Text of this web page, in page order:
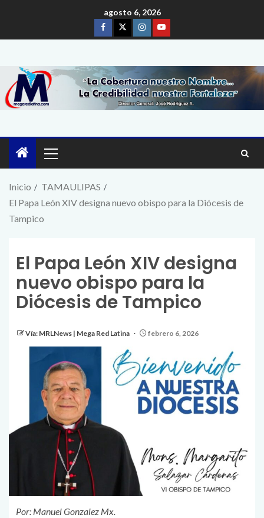
agosto 6, 2026
Inicio
TAMAULIPAS
El Papa León XIV designa nuevo obispo para la Diócesis de
Tampico
El Papa León XIV designa
nuevo obispo para la
Diócesis de Tampico
Vía: MRLNews | Mega Red Latina febrero 6, 2026
Por: Manuel Gonzalez Mx.